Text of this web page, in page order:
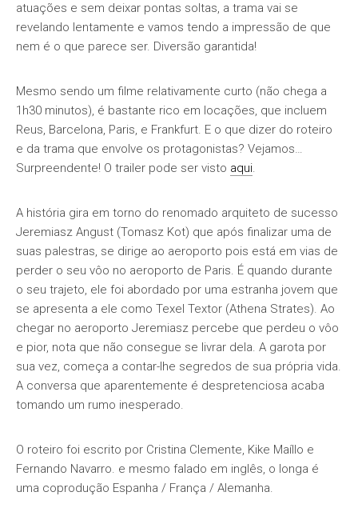
atuações e sem deixar pontas soltas, a trama vai se
revelando lentamente e vamos tendo a impressão de que
nem é o que parece ser. Diversão garantida!
Mesmo sendo um filme relativamente curto (não chega a
1h30 minutos), é bastante rico em locações, que incluem
Reus, Barcelona, Paris, e Frankfurt. E o que dizer do roteiro
e da trama que envolve os protagonistas? Vejamos…
Surpreendente! O trailer pode ser visto aqui.
A história gira em torno do renomado arquiteto de sucesso
Jeremiasz Angust (Tomasz Kot) que após finalizar uma de
suas palestras, se dirige ao aeroporto pois está em vias de
perder o seu vôo no aeroporto de Paris. É quando durante
o seu trajeto, ele foi abordado por uma estranha jovem que
se apresenta a ele como Texel Textor (Athena Strates). Ao
chegar no aeroporto Jeremiasz percebe que perdeu o vôo
e pior, nota que não consegue se livrar dela. A garota por
sua vez, começa a contar-lhe segredos de sua própria vida.
A conversa que aparentemente é despretenciosa acaba
tomando um rumo inesperado.
O roteiro foi escrito por Cristina Clemente, Kike Maíllo e
Fernando Navarro. e mesmo falado em inglês, o longa é
uma coprodução Espanha / França / Alemanha.